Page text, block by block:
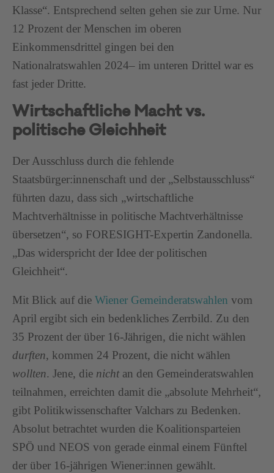
Klasse“. Entsprechend selten gehen sie zur Urne. Nur
12 Prozent der Menschen im oberen
Einkommensdrittel gingen bei den
Nationalratswahlen 2024– im unteren Drittel war es
fast jeder Dritte.
Wirtschaftliche Macht vs.
politische Gleichheit
Der Ausschluss durch die fehlende
Staatsbürger:innenschaft und der „Selbstausschluss“
führten dazu, dass sich „wirtschaftliche
Machtverhältnisse in politische Machtverhältnisse
übersetzen“, so FORESIGHT-Expertin Zandonella.
„Das widerspricht der Idee der politischen
Gleichheit“.
Mit Blick auf die Wiener Gemeinderatswahlen vom
April ergibt sich ein bedenkliches Zerrbild. Zu den
35 Prozent der über 16-Jährigen, die nicht wählen
durften, kommen 24 Prozent, die nicht wählen
wollten. Jene, die nichtan den Gemeinderatswahlen
teilnahmen, erreichten damit die „absolute Mehrheit“,
gibt Politikwissenschafter Valchars zu Bedenken.
Absolut betrachtet wurden die Koalitionsparteien
SPÖ und NEOS von gerade einmal einem Fünftel
der über 16-jährigen Wiener:innen gewählt.